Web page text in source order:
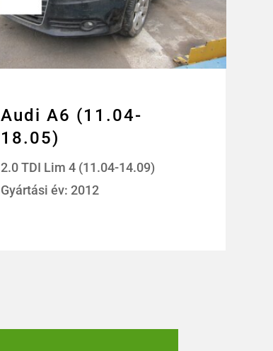
Audi A6 (11.04-
18.05)
2.0 TDI Lim 4 (11.04-14.09)
Gyártási év: 2012